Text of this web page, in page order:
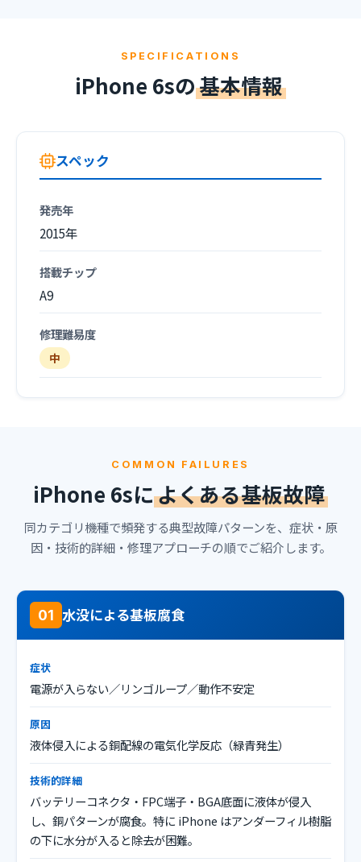
SPECIFICATIONS
iPhone 6sの基本情報
スペック
発売年
2015年
搭載チップ
A9
修理難易度
中
COMMON FAILURES
iPhone 6sによくある基板故障
同カテゴリ機種で頻発する典型故障パターンを、症状・原
因・技術的詳細・修理アプローチの順でご紹介します。
01 水没による基板腐食
症状
電源が入らない／リンゴループ／動作不安定
原因
液体侵入による銅配線の電気化学反応（緑青発生）
技術的詳細
バッテリーコネクタ・FPC端子・BGA底面に液体が侵入
し、銅パターンが腐食。特に iPhone はアンダーフィル樹脂
の下に水分が入ると除去が困難。